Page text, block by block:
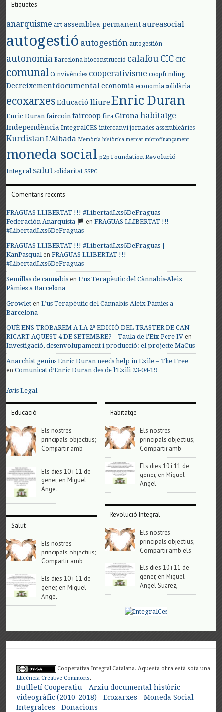
Etiquetes
anarquisme art assemblea permanent aureasocial
autogestió autogestión autogestión
autonomia Barcelona bioconstrucció calafouCIC CIC
comunal Convivències cooperativisme coopfunding
Decreixement documental economia economia solidària
ecoxarxes Educació lliure Enric Duran
Enric Duran faircoin faircoop fira Girona habitatge
Independència IntegralCES intercanvi jornades assembleàries
KurdistanL'Albada Memòria històrica mercat microfinançament
moneda social p2p Foundation Revolució
Integral salut solidaritat SSPC
Comentaris recents
FRAGUAS LLIBERTAT !!! #LibertadLxs6DeFraguas –
Federación Anarquista
enFRAGUAS LLIBERTAT !!!
#LibertadLxs6DeFraguas
FRAGUAS LLIBERTAT !!! #LibertadLxs6DeFraguas |
KanPasqualenFRAGUAS LLIBERTAT !!!
#LibertadLxs6DeFraguas
Semillas de cannabis enL’us Terapèutic del Cànnabis-Aleix
Pàmies a Barcelona
Growlet enL’us Terapèutic del Cànnabis-Aleix Pàmies a
Barcelona
QUÈ ENS TROBAREM A LA 2ª EDICIÓ DEL TRASTER DE CAN
RICART AQUEST 4 DE SETEMBRE? – Taula de l'Eix Pere IV en
Investigació, desenvolupament i producció: el projecte MaCus
Anarchist genius Enric Duran needs help in Exile – The Free
enComunicat d’Enric Duran des de l’Exili 23-04-19
Avis Legal
Educació
Els nostres
principals objectius;
Compartir amb
Els dies 10 i 11 de
gener, en Miguel
Angel
Salut
Els nostres
principals objectius;
Compartir amb
Els dies 10 i 11 de
gener, en Miguel
Angel
Habitatge
Els nostres
principals objectius;
Compartir amb
Els dies 10 i 11 de
gener, en Miguel
Angel
Revolució Integral
Els nostres
principals objectius;
Compartir amb els
Els dies 10 i 11 de
gener, en Miguel
Angel Suarez,
Cooperativa Integral Catalana. Aquesta obra està sota una
Llicència Creative Commons.
Butlletí Cooperatiu
Arxiu documental històric
videogràfic (2010-2018)
Ecoxarxes
Moneda Social-
Integralces
Donacions